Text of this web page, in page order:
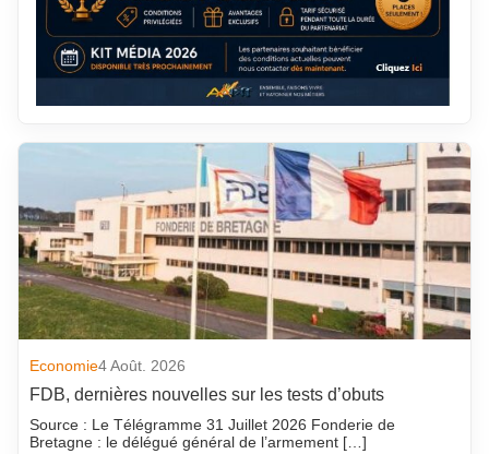
Economie4 Août. 2026
FDB, dernières nouvelles sur les tests d’obuts
Source : Le Télégramme 31 Juillet 2026 Fonderie de
Bretagne : le délégué général de l’armement […]